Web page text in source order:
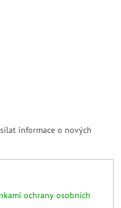
informace o nových
ochrany osobních